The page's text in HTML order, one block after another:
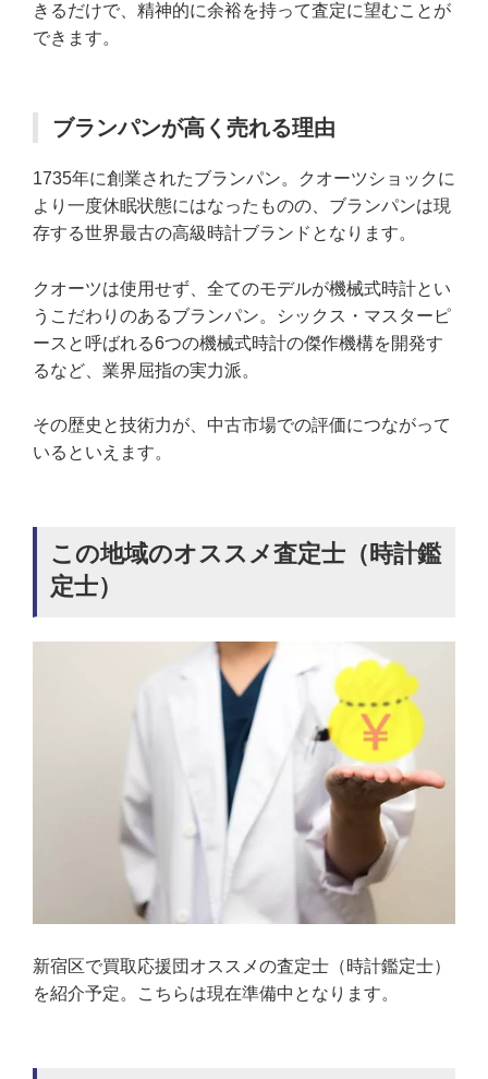
きるだけで、精神的に余裕を持って査定に望むことが
できます。
ブランパンが高く売れる理由
1735年に創業されたブランパン。クオーツショックに
より一度休眠状態にはなったものの、ブランパンは現
存する世界最古の高級時計ブランドとなります。
クオーツは使用せず、全てのモデルが機械式時計とい
うこだわりのあるブランパン。シックス・マスターピ
ースと呼ばれる6つの機械式時計の傑作機構を開発す
るなど、業界屈指の実力派。
その歴史と技術力が、中古市場での評価につながって
いるといえます。
この地域のオススメ査定士（時計鑑
定士）
新宿区で買取応援団オススメの査定士（時計鑑定士）
を紹介予定。こちらは現在準備中となります。